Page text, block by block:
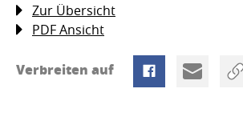
Zur Übersicht
PDF Ansicht
Verbreiten auf